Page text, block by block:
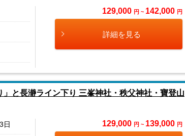
129,000 円 ~ 142,000 円
詳細を見る
と長瀞ライン下り 三峯神社・秩父神社・寶登山
日 129,000 円 ~ 139,000 円